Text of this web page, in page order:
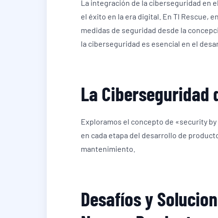
La integración de la ciberseguridad en
el éxito en la era digital. En TI Rescue,
medidas de seguridad desde la
la ciberseguridad es esencial en el
La Ciberseguridad
Exploramos el concepto de «security
en cada etapa del desarrollo de
mantenimiento.
Desafíos y